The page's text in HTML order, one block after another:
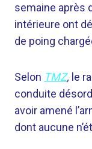
semaine après
intérieure ont
de poing
Selon TMZ, le
conduite
avoir amené
dont aucune